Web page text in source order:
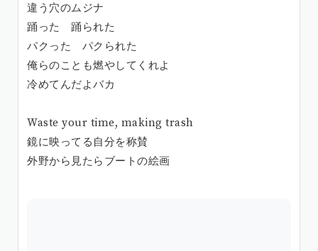
違う穴のムジナ
踊った 踊られた
パクった パクられた
俺らのことも燃やしてくれよ
冷めてんだよバカ
Waste your time, making trash
鏡に映ってる自分を称賛
外野から見たらブートの絵画